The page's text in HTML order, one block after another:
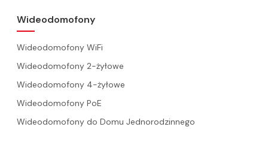
Wideodomofony
Wideodomofony WiFi
Wideodomofony 2-żyłowe
Wideodomofony 4-żyłowe
Wideodomofony PoE
Wideodomofony do Domu Jednorodzinnego